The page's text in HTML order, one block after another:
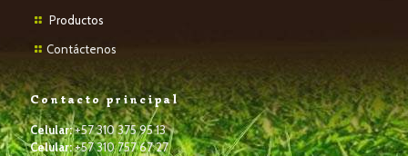
Productos
Contáctenos
Contacto principal
Celular:+57 310 375 95 13
Celular:+57 310 757 67 27